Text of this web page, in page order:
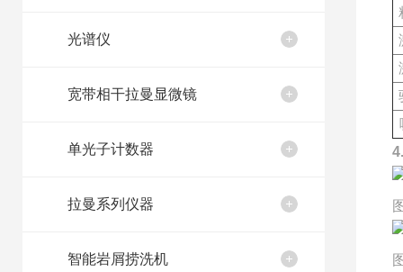
光谱仪
宽带相干拉曼显微镜
单光子计数器
拉曼系列仪器
智能岩屑捞洗机